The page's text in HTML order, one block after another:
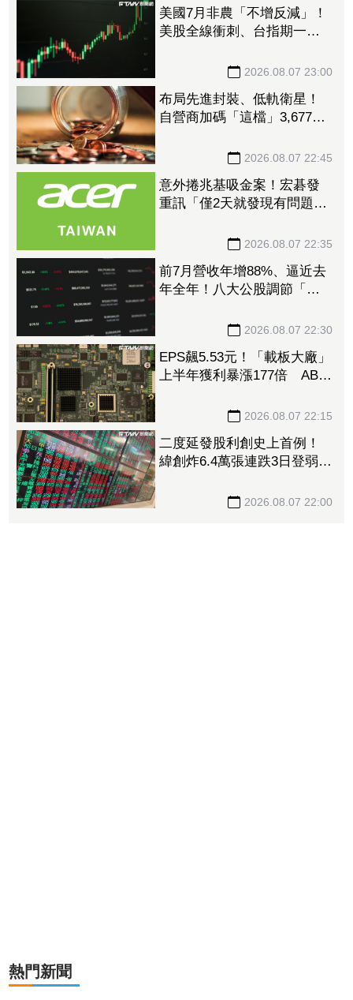
美國7月非農「不增反減」！
美股全線衝刺、台指期一度
2026.08.07 23:00
布局先進封裝、低軌衛星！
自營商加碼「這檔」3,677萬
2026.08.07 22:45
意外捲兆基吸金案！宏碁發
重訊「僅2天就發現有問題」
2026.08.07 22:35
前7月營收年增88%、逼近去
年全年！八大公股調節「這
2026.08.07 22:30
EPS飆5.53元！「載板大廠」
上半年獲利暴漲177倍 ABF
2026.08.07 22:15
二度延發股利創史上首例！
緯創炸6.4萬張連跌3日登弱勢
2026.08.07 22:00
熱門新聞